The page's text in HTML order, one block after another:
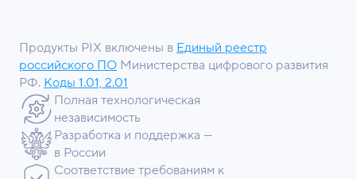
Продукты PIX включены в Единый реестр
российского ПО Министерства цифрового развития
РФ. Коды 1.01, 2.01
Полная технологическая
независимость
Разработка и поддержка —
в России
Соответствие требованиям к